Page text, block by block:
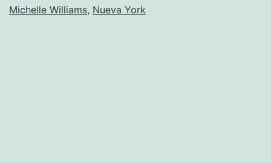
Michelle Williams, Nueva York